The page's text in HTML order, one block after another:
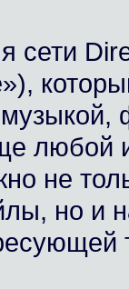
сети
любой
не
но и